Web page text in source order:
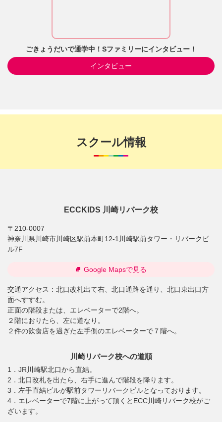
ごきょうだいで通学中！Sファミリーにインタビュー！
インタビュー
スクール情報
ECCKIDS 川崎リバーク校
〒210-0007
神奈川県川崎市川崎区駅前本町12-1川崎駅前タワー・リバークビ
ル7F
交通アクセス： 北口改札出て右、北口通路を通り、北口東出口方
面へすすむ。
正面の階段または、エレベーターで2階へ。
２階におりたら、左に道なり。
２件の飲食店を過ぎた左手側のエレベーターで７階へ。
Google Mapsで見る
川崎リバーク校への道順
1．JR川崎駅北口から直結。
2．北口改札を出たら、右手に進んで階段を降ります。
3．左手直結ビルが駅前タワーリバークビルとなっております。
4．エレベーターで7階に上がって頂くとECC川崎リバーク校がご
ざいます。